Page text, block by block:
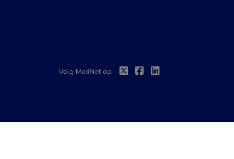
Volg MedNet op: TwitterFacebook
Linkedin